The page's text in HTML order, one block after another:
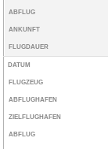
ABFLUG
ANKUNFT
FLUGDAUER
DATUM
FLUGZEUG
ABFLUGHAFEN
ZIELFLUGHAFEN
ABFLUG